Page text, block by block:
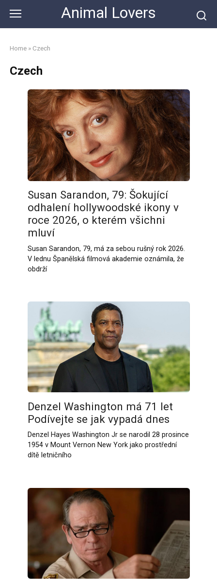
content
Animal Lovers
Home » Czech
Czech
Susan Sarandon, 79: Šokující
odhalení hollywoodské ikony v
roce 2026, o kterém všichni
mluví
Susan Sarandon, 79, má za sebou rušný rok 2026.
V lednu Španělská filmová akademie oznámila, že
obdrží
Denzel Washington má 71 let
Podívejte se jak vypadá dnes
Denzel Hayes Washington Jr se narodil 28 prosince
1954 v Mount Vernon New York jako prostřední
dítě letničního